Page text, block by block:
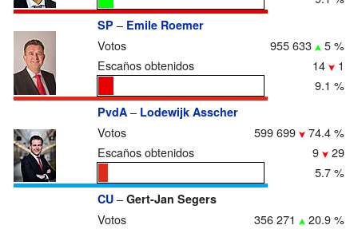
SP – Emile Roemer
Votos 955 633
5 %
Escaños obtenidos
14
1
9.1 %
PvdA – Lodewijk Asscher
Votos 599 699
74.4 %
Escaños obtenidos
9
29
5.7 %
CU – Gert-Jan Segers
Votos 356 271
20.9 %